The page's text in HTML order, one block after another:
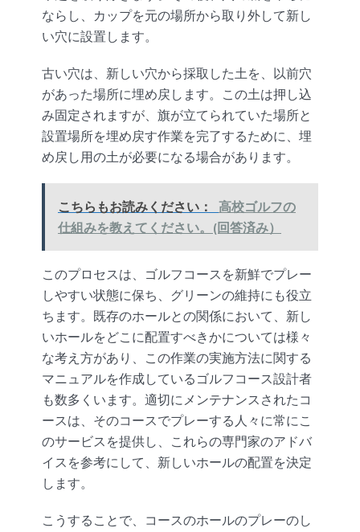
ならし、カップを元の場所から取り外して新し
い穴に設置します。
古い穴は、新しい穴から採取した土を、以前穴
があった場所に埋め戻します。この土は押し込
み固定されますが、旗が立てられていた場所と
設置場所を埋め戻す作業を完了するために、埋
め戻し用の土が必要になる場合があります。
こちらもお読みください：
高校ゴルフの
仕組みを教えてください。(回答済み）
このプロセスは、ゴルフコースを新鮮でプレー
しやすい状態に保ち、グリーンの維持にも役立
ちます。既存のホールとの関係において、新し
いホールをどこに配置すべきかについては様々
な考え方があり、この作業の実施方法に関する
マニュアルを作成しているゴルフコース設計者
も数多くいます。適切にメンテナンスされたコ
ースは、そのコースでプレーする人々に常にこ
のサービスを提供し、これらの専門家のアドバ
イスを参考にして、新しいホールの配置を決定
します。
こうすることで、コースのホールのプレーのし